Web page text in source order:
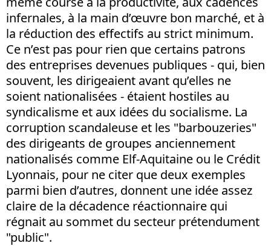
infernales, à la main d’œuvre bon marché, et à
la réduction des effectifs au strict minimum.
Ce n’est pas pour rien que certains patrons
des entreprises devenues publiques - qui, bien
souvent, les dirigeaient avant qu’elles ne
soient nationalisées - étaient hostiles au
syndicalisme et aux idées du socialisme. La
corruption scandaleuse et les "barbouzeries"
des dirigeants de groupes anciennement
nationalisés comme Elf-Aquitaine ou le Crédit
Lyonnais, pour ne citer que deux exemples
parmi bien d’autres, donnent une idée assez
claire de la décadence réactionnaire qui
régnait au sommet du secteur prétendument
"public".